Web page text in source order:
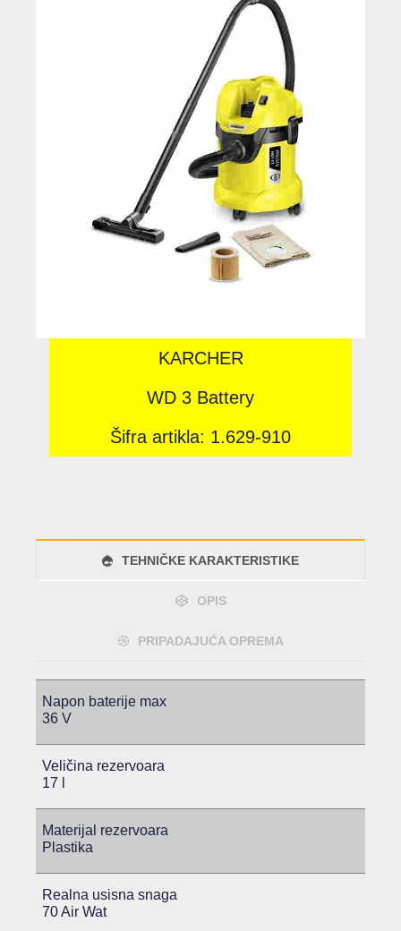
KARCHER
WD 3 Battery
Šifra artikla: 1.629-910
TEHNIČKE KARAKTERISTIKE
OPIS
PRIPADAJUĆA OPREMA
Napon baterije max
36 V
Veličina rezervoara
17 l
Materijal rezervoara
Plastika
Realna usisna snaga
70 Air Wat